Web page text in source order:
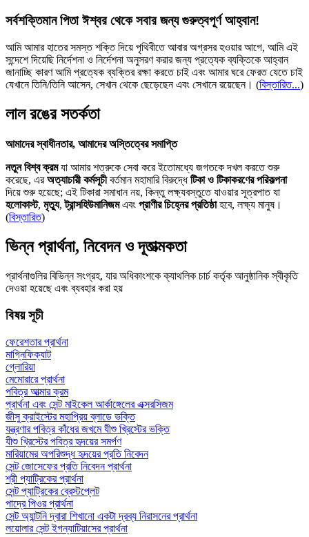
সর্বশক্তিমান পিতা ঈশ্বর থেকে সবার জন্য গুরুত্বপূর্ণ আহ্বান!
আমি আমার হাতের সমস্ত শক্তি দিয়ে পৃথিবীতে আবার অগ্রসর হওয়ার আগে, আমি এই
সন্দেশে দিয়েছি নির্দেশনা ও নির্দেশনা অনুসরণ করার জন্য প্রত্যেক ব্যক্তিকে আহ্বান
জানাচ্ছি কারণ আমি প্রত্যেক ব্যক্তির রক্ষা করতে চাই এবং আমার ঘরে ফেরত যেতে চাই
যেখানে তিনি/তিনি আসেন, সেখান থেকে ছেড়েছেন এবং সেখানে রয়েছেন। (বিস্তারিত...)
লাল রঙের সতর্কতা
আমাদের স্বাধীনতার, আমাদের অস্তিত্বের সমাপ্তি
নতুন বিশ্ব ক্রমযা আমার শত্রুকে সেবা করে ইতোমধ্যে জগতকে দখল করতে শুরু
করেছে, এরঅত্যাচারী কর্মসূচীবর্তমান মহামারি বিরুদ্ধেটিকা ও টিকাকরণের পরিকল্পনা
দিয়ে শুরু হয়েছে; এই টিকারা সমাধান নয়, কিন্তু লক্ষ্যবস্তুতে যাওয়ার সূত্রপাত যা
হলোকাস্ট, মৃত্যু,ট্রান্সহিউমানিজমএবং প্রাণীর চিহ্নের প্রতিষ্ঠাহবে, লক্ষ্য মানুষ।
(বিস্তারিত)
ভিন্ন প্রার্থনা, নিবেদন ও দূতাত্মকতা
প্রার্থনাগুলির বিভিন্ন সংগ্রহ, যার অধিকাংশকে ক্যাথলিক চার্চ কর্তৃক আনুষ্ঠানিক স্বীকৃতি
দেওয়া হয়েছে এবং ব্যবহার করা হয়
বিষয় সূচী
ফেরেশতার প্রার্থনা
মাগ্নিফিক্যাট
গ্লোরিয়া
মেমোরারে প্রার্থনা
পবিত্র আত্মার ক্রম
প্রার্থনা এবং সেন্ট মাইকেল আর্কাঙ্গেলের এক্সরসিজম
জীসু ক্রাইস্টের মহাপ্রিয় ব্লাডে ভক্তি
যন্ত্রণার পবিত্র কাঁধের জখমে যীশু খ্রিস্টের ভক্তি
যীশু খ্রিস্টের পবিত্র হৃদয়ের সমর্পণ
মারিয়ামের অপরিশুদ্ধ হৃদয়ের প্রতি নিবেদন
সেন্ট জোসেফের প্রতি নিবেদন প্রার্থনা
শ্রী প্যাট্রিকের প্রার্থনা
সেন্ট প্যাট্রিকের ব্রেস্টপ্লেট
পাদ্রে পিওর প্রার্থনা
সেন্ট অ্যান্টনি দ্বারা শিখানো একটা দ্রব্য নিরাসনের প্রার্থনা
লয়োলার সেন্ট ইগন্যাটিয়াসের প্রার্থনা